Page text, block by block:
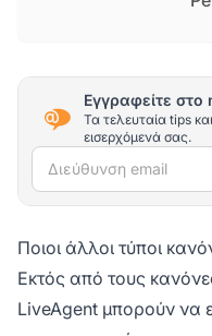
Εγγραφείτε
Τα τελευταία tips
εισερχόμενά σας.
Διεύθυνση email
Ποιοι άλλοι τύποι
Εκτός από τους
LiveAgent μπορούν να